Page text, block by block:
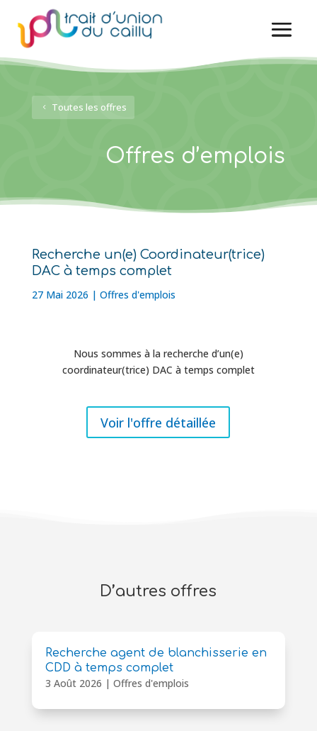
Toutes les offres
Offres d’emplois
Recherche un(e) Coordinateur(trice)
DAC à temps complet
27 Mai 2026 | Offres d'emplois
Nous sommes à la recherche d’un(e)
coordinateur(trice) DAC à temps complet
Voir l'offre détaillée
D’autres offres
Recherche agent de blanchisserie en
CDD à temps complet
3 Août 2026 | Offres d'emplois